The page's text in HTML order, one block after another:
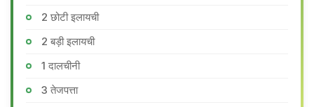
2 छोटी इलायची
2 बड़ी इलायची
1 दालचीनी
3 तेजपत्ता